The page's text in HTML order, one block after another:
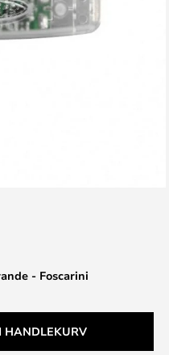
- Foscarini
HANDLEKURV